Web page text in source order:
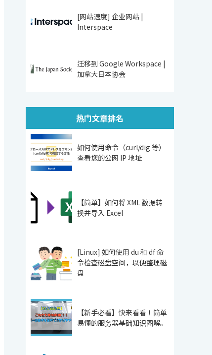
[网站速度] 企业网站 |
Interspace
迁移到 Google Workspace |
加拿大日本协会
热门文章排名
如何使用命令（curl/dig 等）
查看您的公网 IP 地址
【简单】如何将 XML 数据转
换并导入 Excel
[Linux] 如何使用 du 和 df 命
令检查磁盘空间，以便整理磁
盘
【新手必看】快来看看！简单
易懂的服务器基础知识图解。